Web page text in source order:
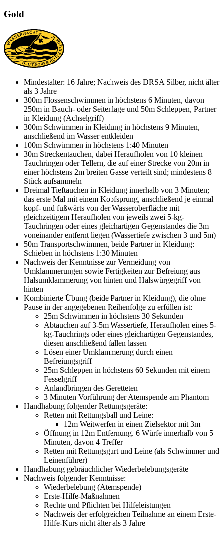
Gold
Mindestalter: 16 Jahre; Nachweis des DRSA Silber, nicht älter
als 3 Jahre
300m Flossenschwimmen in höchstens 6 Minuten, davon
250m in Bauch- oder Seitenlage und 50m Schleppen, Partner
in Kleidung (Achselgriff)
300m Schwimmen in Kleidung in höchstens 9 Minuten,
anschließend im Wasser entkleiden
100m Schwimmen in höchstens 1:40 Minuten
30m Streckentauchen, dabei Heraufholen von 10 kleinen
Tauchringen oder Tellern, die auf einer Strecke von 20m in
einer höchstens 2m breiten Gasse verteilt sind; mindestens 8
Stück aufsammeln
Dreimal Tieftauchen in Kleidung innerhalb von 3 Minuten;
das erste Mal mit einem Kopfsprung, anschließend je einmal
kopf- und fußwärts von der Wasseroberfläche mit
gleichzeitigem Heraufholen von jeweils zwei 5-kg-
Tauchringen oder eines gleichartigen Gegenstandes die 3m
voneinander entfernt liegen (Wassertiefe zwischen 3 und 5m)
50m Transportschwimmen, beide Partner in Kleidung:
Schieben in höchstens 1:30 Minuten
Nachweis der Kenntnisse zur Vermeidung von
Umklammerungen sowie Fertigkeiten zur Befreiung aus
Halsumklammerung von hinten und Halswürgegriff von
hinten
Kombinierte Übung (beide Partner in Kleidung), die ohne
Pause in der angegebenen Reihenfolge zu erfüllen ist:
25m Schwimmen in höchstens 30 Sekunden
Abtauchen auf 3-5m Wassertiefe, Heraufholen eines 5-
kg-Tauchrings oder eines gleichartigen Gegenstandes,
diesen anschließend fallen lassen
Lösen einer Umklammerung durch einen
Befreiungsgriff
25m Schleppen in höchstens 60 Sekunden mit einem
Fesselgriff
Anlandbringen des Geretteten
3 Minuten Vorführung der Atemspende am Phantom
Handhabung folgender Rettungsgeräte:
Retten mit Rettungsball und Leine:
12m Weitwerfen in einen Zielsektor mit 3m
Öffnung in 12m Entfernung. 6 Würfe innerhalb von 5
Minuten, davon 4 Treffer
Retten mit Rettungsgurt und Leine (als Schwimmer und
Leinenführer)
Handhabung gebräuchlicher Wiederbelebungsgeräte
Nachweis folgender Kenntnisse:
Wiederbelebung (Atemspende)
Erste-Hilfe-Maßnahmen
Rechte und Pflichten bei Hilfeleistungen
Nachweis der erfolgreichen Teilnahme an einem Erste-
Hilfe-Kurs nicht älter als 3 Jahre